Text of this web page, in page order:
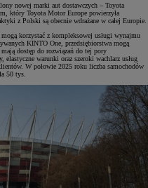
nowej marki aut dostawczych – Toyota
który Toyota Motor Europe powierzyła
z Polski są obecnie wdrażane w całej Europie.
korzystać z kompleksowej usługi wynajmu
KINTO One, przedsiębiorstwa mogą
dostęp do rozwiązań do tej pory
elastyczne warunki oraz szeroki wachlarz usług
W połowie 2025 roku liczba samochodów
50 tys.